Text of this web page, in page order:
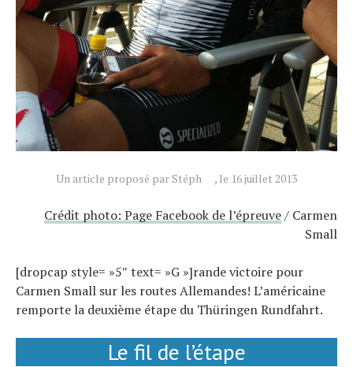
Un article proposé par Stéph , le 16 juillet 2013
Crédit photo: Page Facebook de l’épreuve/ Carmen
Small
[dropcap style= »5″ text= »G »]rande victoire pour
Carmen Small sur les routes Allemandes! L’américaine
remporte la deuxième étape du Thüringen Rundfahrt.
Le fil de l’étape
Conseils
Tendances
Tous nos articles
À propos